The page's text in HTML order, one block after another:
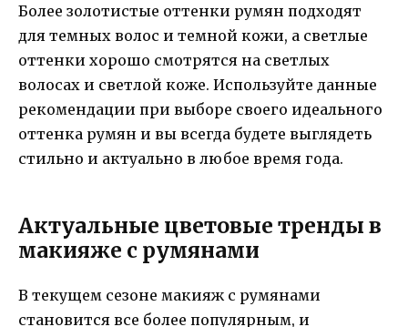
Более золотистые оттенки румян подходят
для темных волос и темной кожи, а светлые
оттенки хорошо смотрятся на светлых
волосах и светлой коже. Используйте данные
рекомендации при выборе своего идеального
оттенка румян и вы всегда будете выглядеть
стильно и актуально в любое время года.
Актуальные цветовые тренды в
макияже с румянами
В текущем сезоне макияж с румянами
становится все более популярным, и